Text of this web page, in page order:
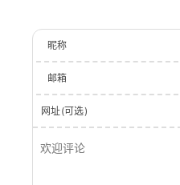
昵称
邮箱
网址(可选)